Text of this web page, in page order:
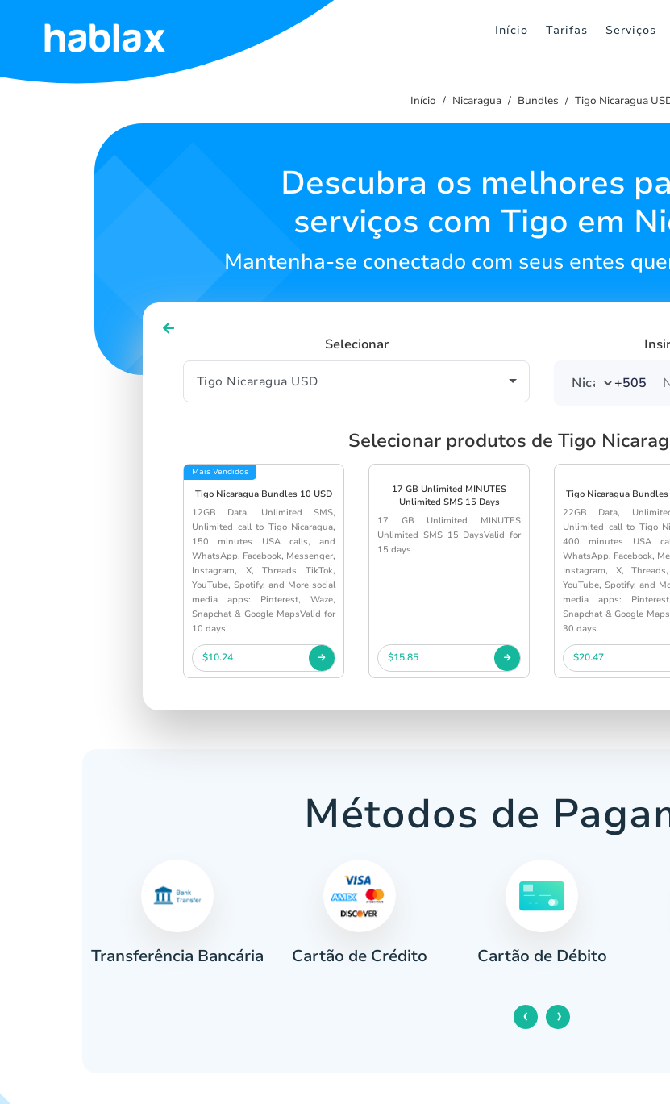
Início Tarifas Serviços
Início
Início Nicaragua Bundles Tigo Nicaragua
Descubra os melhores
serviços com Tigo em
Mantenha-se conectado com seus entes
Selecionar
+505
Selecionar produtos de Tigo
Mais Vendidos
Tigo Nicaragua Bundles 10 USD
12GB Data, Unlimited SMS,
Unlimited call to Tigo Nicaragua,
150 minutes USA calls, and
WhatsApp, Facebook, Messenger,
Instagram, X, Threads TikTok,
YouTube, Spotify, and More social
media apps: Pinterest, Waze,
Snapchat & Google MapsValid for
10 days
$10.24
17 GB Unlimited MINUTES
Unlimited SMS 15 Days
17 GB Unlimited MINUTES
Unlimited SMS 15 DaysValid for
15 days
$15.85
Tigo Nicaragua Bundles
22GB Data,
Unlimited call to Tigo
400 minutes USA
WhatsApp, Facebook,
Instagram, X,
YouTube, Spotify, and
media apps:
Snapchat & Google
30 days
$20.47
Métodos de
Transferência Bancária Cartão de Crédito Cartão de Débito
‹ ›